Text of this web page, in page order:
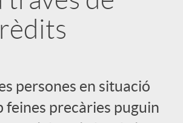
persones en situació
feines precàries puguin